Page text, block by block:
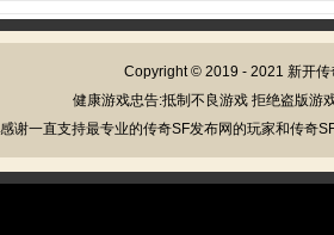
Copyright © 2019 - 2021 新开传
健康游戏忠告:抵制不良游戏 拒绝盗版游
感谢一直支持最专业的传奇SF发布网的玩家和传奇